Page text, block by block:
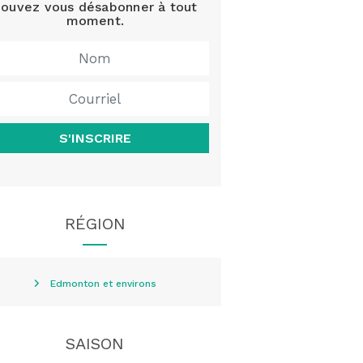
vous désabonner à tout
moment.
S'INSCRIRE
RÉGION
Edmonton et environs
SAISON